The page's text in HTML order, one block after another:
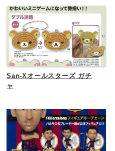
San-Xオールスターズ ガチ
ャ